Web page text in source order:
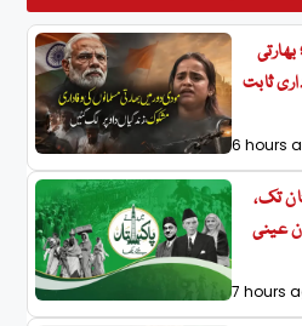
ثابت
6 hours
تک،
عینی
7 hours